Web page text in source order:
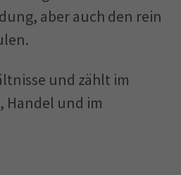
aber auch den rein
und zählt im
Handel und im